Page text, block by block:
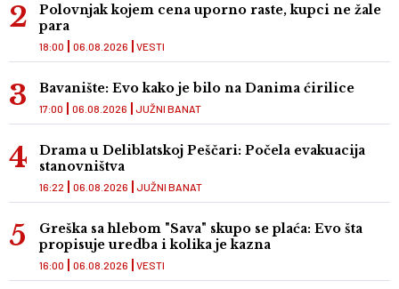
Polovnjak kojem cena uporno raste, kupci ne žale
para
VESTI
18:00 06.08.2026
Bavanište: Evo kako je bilo na Danima ćirilice
JUŽNI BANAT
17:00 06.08.2026
Drama u Deliblatskoj Peščari: Počela evakuacija
stanovništva
JUŽNI BANAT
16:22 06.08.2026
Greška sa hlebom "Sava" skupo se plaća: Evo šta
propisuje uredba i kolika je kazna
VESTI
16:00 06.08.2026